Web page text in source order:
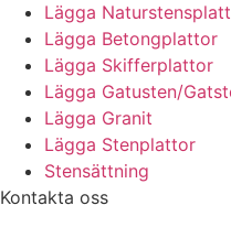
Lägga
Lägga Betongplattor
Lägga Skifferplattor
Lägga Gatusten/
Lägga Granit
Lägga Stenplattor
Stensättning
Kontakta oss